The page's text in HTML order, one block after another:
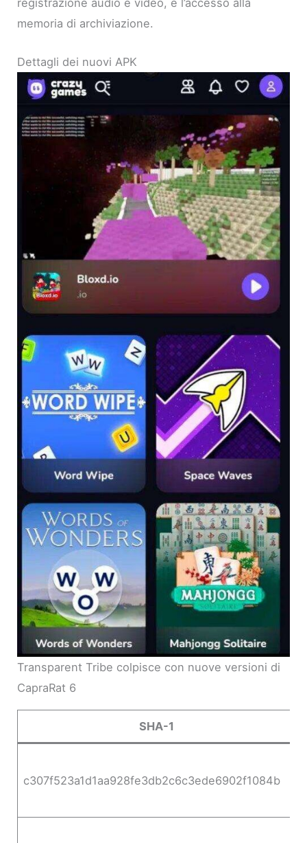
memoria di archiviazione.
Dettagli dei nuovi APK
Transparent Tribe colpisce con nuove versioni di
CapraRat 6
SHA-1
c307f523a1d1aa928fe3db2c6c3ede6902f1084b